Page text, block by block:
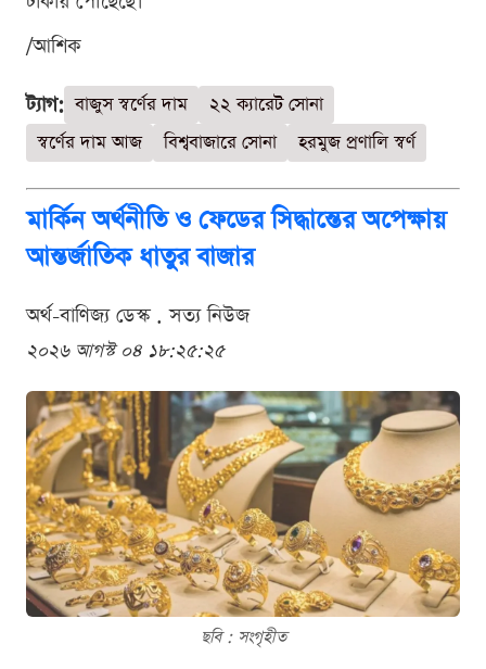
/আশিক
ট্যাগ: বাজুস স্বর্ণের দাম
২২ ক্যারেট সোনা
স্বর্ণের দাম আজ
বিশ্ববাজারে সোনা হরমুজ প্রণালি স্বর্ণ
মার্কিন অর্থনীতি ও ফেডের সিদ্ধান্তের অপেক্ষায়
আন্তর্জাতিক ধাতুর বাজার
অর্থ-বাণিজ্য ডেস্ক . সত্য নিউজ
২০২৬ আগস্ট ০৪ ১৮:২৫:২৫
ছবি : সংগৃহীত